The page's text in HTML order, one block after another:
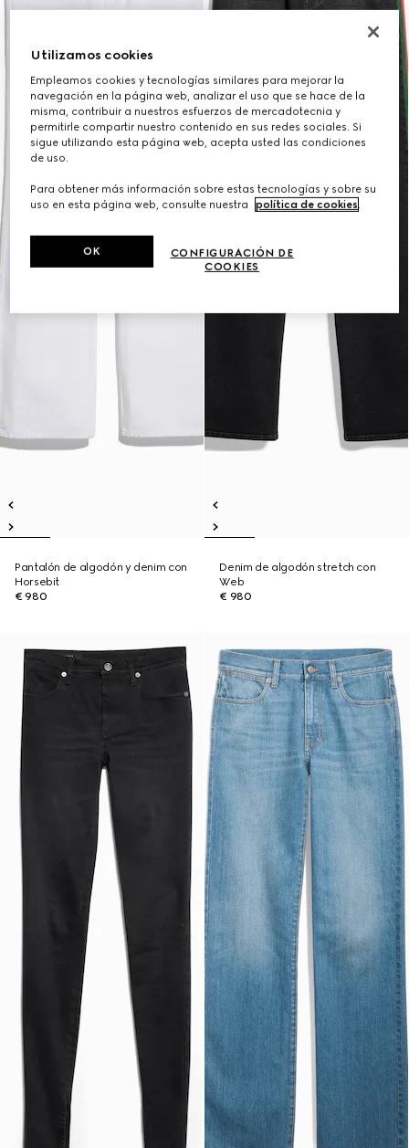
Pantalón de algodón y denim con
Horsebit
€ 980
Denim de algodón stretch con
Web
€ 980
Utilizamos cookies
Empleamos cookies y tecnologías similares para mejorar la
navegación en la página web, analizar el uso que se hace de la
misma, contribuir a nuestros esfuerzos de mercadotecnia y
permitirle compartir nuestro contenido en sus redes sociales. Si
sigue utilizando esta página web, acepta usted las condiciones
de uso.
Para obtener más información sobre estas tecnologías y sobre su
uso en esta página web, consulte nuestra
política de cookies
CONFIGURACIÓN DE
COOKIES
OK